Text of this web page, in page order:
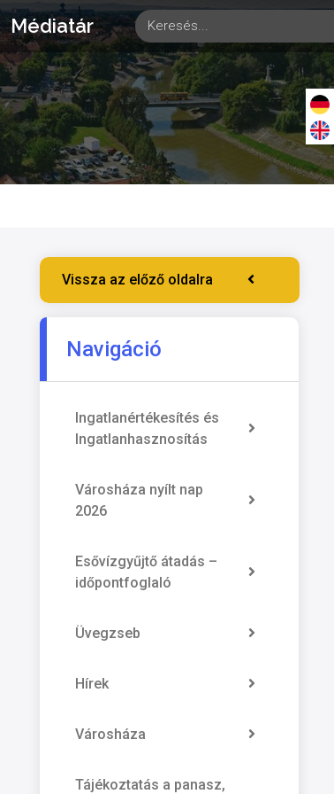
Médiatár
Vissza az előző oldalra
Navigáció
Ingatlanértékesítés és
Ingatlanhasznosítás
Városháza nyílt nap
2026
Esővízgyűjtő átadás –
időpontfoglaló
Üvegzseb
Hírek
Városháza
Tájékoztatás a panasz,